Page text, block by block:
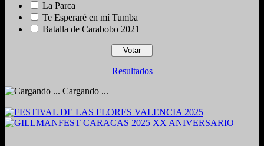
La Parca
Te Esperaré en mí Tumba
Batalla de Carabobo 2021
Resultados
Cargando ...